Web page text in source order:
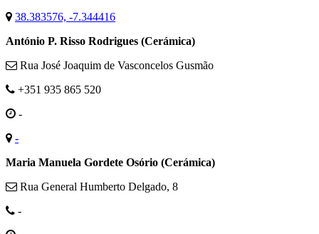
38.383576, -7.344416
António P. Risso Rodrigues (Cerámica)
Rua José Joaquim de Vasconcelos Gusmão
+351 935 865 520
-
-
Maria Manuela Gordete Osório (Cerámica)
Rua General Humberto Delgado, 8
-